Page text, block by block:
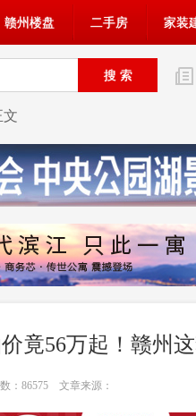
赣州楼盘 二手房 家装
文
竟56万起！赣州
： 86575文章来源：